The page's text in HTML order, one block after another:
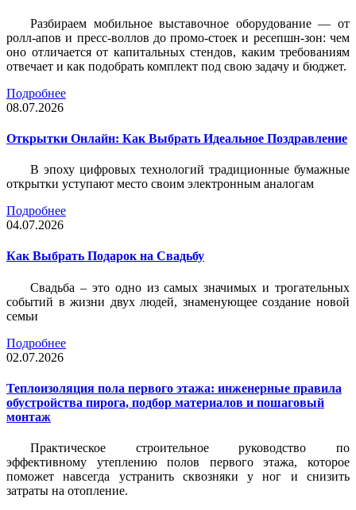
Разбираем мобильное выставочное оборудование — от
ролл-апов и пресс-воллов до промо-стоек и ресепшн-зон: чем
оно отличается от капитальных стендов, каким требованиям
отвечает и как подобрать комплект под свою задачу и бюджет.
Подробнее
08.07.2026
Открытки Онлайн: Как Выбрать Идеальное Поздравление
В эпоху цифровых технологий традиционные бумажные
открытки уступают место своим электронным аналогам
Подробнее
04.07.2026
Как Выбрать Подарок на Свадьбу
Свадьба – это одно из самых значимых и трогательных
событий в жизни двух людей, знаменующее создание новой
семьи
Подробнее
02.07.2026
Теплоизоляция пола первого этажа: инженерные правила
обустройства пирога, подбор материалов и пошаговый
монтаж
Практическое строительное руководство по
эффективному утеплению полов первого этажа, которое
поможет навсегда устранить сквозняки у ног и снизить
затраты на отопление.